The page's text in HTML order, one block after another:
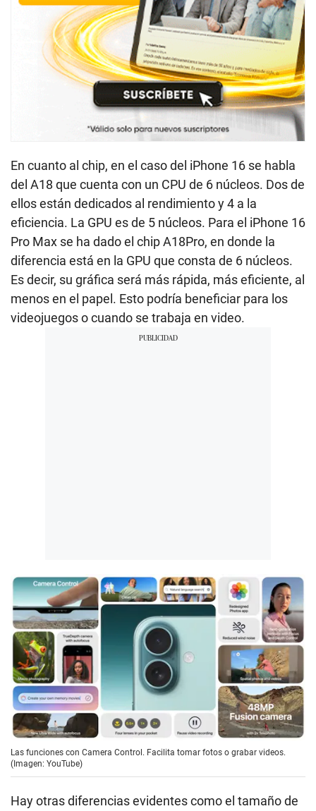
En cuanto al chip, en el caso del iPhone 16 se habla
del A18 que cuenta con un CPU de 6 núcleos. Dos de
ellos están dedicados al rendi­miento y 4 a la
eficiencia. La GPU es de 5 núcleos. Para el iPhone 16
Pro Max se ha dado el chip A18Pro, en donde la
diferencia está en la GPU que consta de 6 núcleos.
Es decir, su gráfica será más rápida, más eficiente, al
menos en el papel. Esto podría beneficiar para los
videojuegos o cuando se trabaja en video.
Las funciones con Camera Control. Facilita tomar fotos o grabar videos.
(Imagen: YouTube)
Hay otras diferencias evidentes como el tamaño de